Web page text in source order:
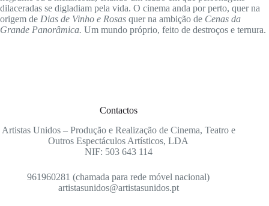
dilaceradas se digladiam pela vida. O cinema anda por perto, quer na
origem de Dias de Vinho e Rosas quer na ambição de Cenas da
Grande Panorâmica. Um mundo próprio, feito de destroços e ternura.
Contactos
Artistas Unidos – Produção e Realização de Cinema, Teatro e
Outros Espectáculos Artísticos, LDA
NIF: 503 643 114
961960281 (chamada para rede móvel nacional)
artistasunidos@artistasunidos.pt